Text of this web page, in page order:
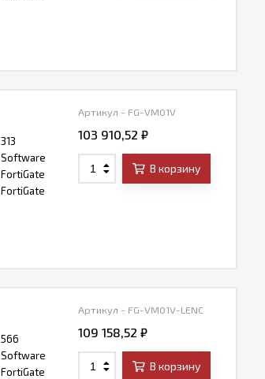
313
Software
FortiGate
FortiGate
Артикул - FG-VM01V
103 910,52 ₽
В корзину
566
Software
FortiGate
Артикул - FG-VM01V-LENC
109 158,52 ₽
В корзину